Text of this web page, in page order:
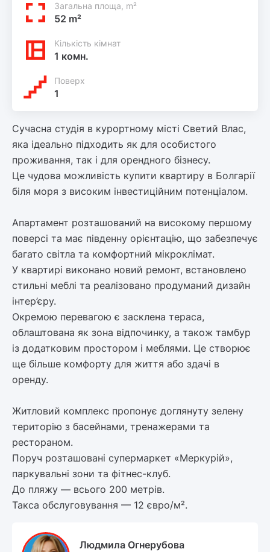
Загальна площа, m²
52 m²
Кількість кімнат
1 комн.
Поверх
1
Сучасна студія в курортному місті Светий Влас,
яка ідеально підходить як для особистого
проживання, так і для орендного бізнесу.
Це чудова можливість купити квартиру в Болгарії
біля моря з високим інвестиційним потенціалом.
Апартамент розташований на високому першому
поверсі та має південну орієнтацію, що забезпечує
багато світла та комфортний мікроклімат.
У квартирі виконано новий ремонт, встановлено
стильні меблі та реалізовано продуманий дизайн
інтер’єру.
Окремою перевагою є засклена тераса,
облаштована як зона відпочинку, а також тамбур
із додатковим простором і меблями. Це створює
ще більше комфорту для життя або здачі в
оренду.
Житловий комплекс пропонує доглянуту зелену
територію з басейнами, тренажерами та
рестораном.
Поруч розташовані супермаркет «Меркурій»,
паркувальні зони та фітнес-клуб.
До пляжу — всього 200 метрів.
Такса обслуговування — 12 євро/м².
Людмила Огнерубова